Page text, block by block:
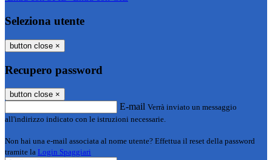
Seleziona utente
button close ×
Recupero password
button close ×
E-mail Verrà inviato un messaggio
all'indirizzo indicato con le istruzioni necessarie.
Non hai una e-mail associata al nome utente? Effettua il reset della password
tramite la Login Spaggiari